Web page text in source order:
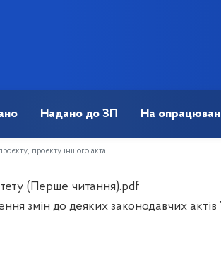
Надано до ЗП На
проєкту іншого акта
(Перше читання).pdf
змін до деяких законодавчих актів